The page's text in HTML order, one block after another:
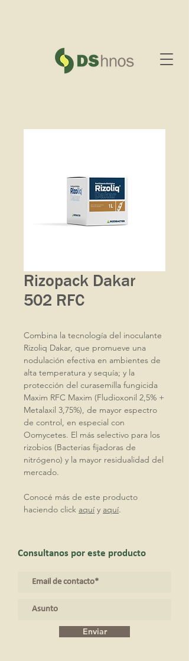
Rizopack Dakar
502 RFC
Combina la tecnología del inoculante
Rizoliq Dakar, que promueve una
nodulación efectiva en ambientes de
alta temperatura y sequía; y la
protección del curasemilla fungicida
Maxim RFC Maxim (Fludioxonil 2,5% +
Metalaxil 3,75%), de mayor espectro
de control, en especial con
Oomycetes. El más selectivo para los
rizobios (Bacterias fijadoras de
nitrógeno) y la mayor residualidad del
mercado.
Conocé más de este producto
haciendo click aquí y aquí.
Consultanos por este producto
Enviar